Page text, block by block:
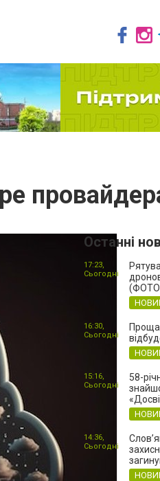
Останні
17:23,
Сьогодні
16:30,
Сьогодні
58-
15:16,
Сьогодні
14:36,
Сьогодні